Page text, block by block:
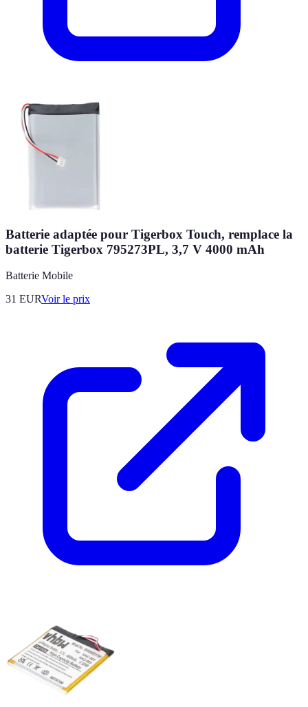
Batterie adaptée pour Tigerbox Touch, remplace la
batterie Tigerbox 795273PL, 3,7 V 4000 mAh
Batterie Mobile
31 EURVoir le prix